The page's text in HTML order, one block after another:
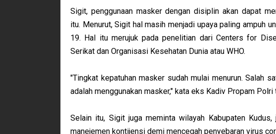
Sigit, penggunaan masker dengan disiplin akan dapat
itu. Menurut, Sigit hal masih menjadi upaya paling ampuh
19. Hal itu merujuk pada penelitian dari Centers for
Serikat dan Organisasi Kesehatan Dunia atau WHO.
"Tingkat kepatuhan masker sudah mulai menurun. Salah
adalah menggunakan masker," kata eks Kadiv Propam Polri
Selain itu, Sigit juga meminta wilayah Kabupaten Kudus,
manejemen kontijensi demi mencegah penyebaran virus